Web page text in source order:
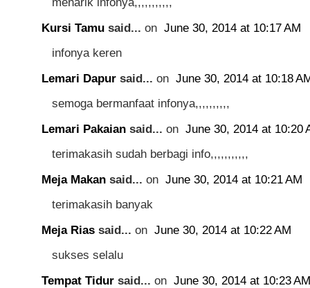
Kursi Tamu said... on June 30, 2014 at 10:17 AM
infonya keren
Lemari Dapur said... on June 30, 2014 at 10:18
semoga bermanfaat infonya,,,,,,,,,,
Lemari Pakaian said... on June 30, 2014 at 10:20
terimakasih sudah berbagi info,,,,,,,,,,,
Meja Makan said... on June 30, 2014 at 10:21 AM
terimakasih banyak
Meja Rias said... on June 30, 2014 at 10:22 AM
sukses selalu
Tempat Tidur said... on June 30, 2014 at 10:23 AM